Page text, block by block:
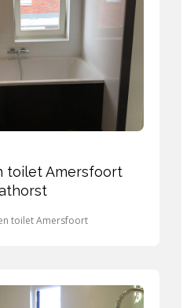
toilet Amersfoort
toilet Amersfoort